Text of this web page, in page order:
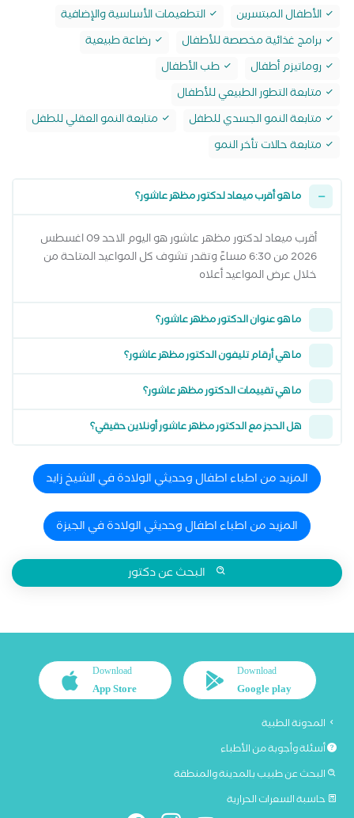
الأطفال المبتسرين
التطعيمات الأساسية والإضافية
برامج غذائية مخصصة للأطفال
رضاعة طبيعية
روماتيزم أطفال
طب الأطفال
متابعة التطور الطبيعي للأطفال
متابعة النمو الجسدي للطفل
متابعة النمو العقلي للطفل
متابعة حالات تأخر النمو
ما هو أقرب ميعاد لدكتور مظهر عاشور؟
أقرب ميعاد لدكتور مظهر عاشور هو اليوم الاحد 09 اغسطس
2026 من 6:30 مساءً وتقدر تشوف كل المواعيد المتاحة من
خلال عرض المواعيد أعلاه
ما هو عنوان الدكتور مظهر عاشور؟
ما هي أرقام تليفون الدكتور مظهر عاشور؟
ما هي تقييمات الدكتور مظهر عاشور؟
هل الحجز مع الدكتور مظهر عاشور أونلاين حقيقي؟
المزيد من اطباء اطفال وحديثي الولادة في الشيخ زايد
المزيد من اطباء اطفال وحديثي الولادة في الجيزة
البحث عن دكتور
Download
Google play
Download
App Store
المدونة الطبية
أسئلة وأجوبة من الأطباء
البحث عن طبيب بالمدينة والمنطقة
حاسبة السعرات الحرارية